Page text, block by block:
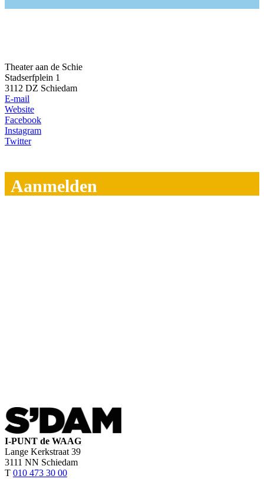
Theater aan de Schie
Stadserfplein 1
3112 DZ Schiedam
E-mail
Website
Facebook
Instagram
Twitter
Aanmelden
I-PUNT de WAAG
Lange Kerkstraat 39
3111 NN Schiedam
T 010 473 30 00